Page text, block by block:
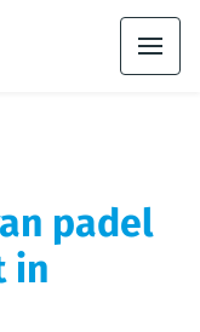
padel
in